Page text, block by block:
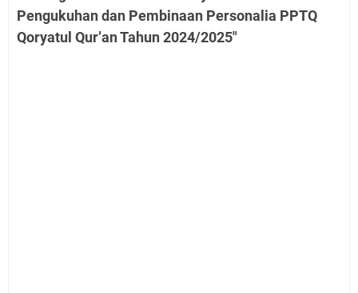
Pengukuhan dan Pembinaan Personalia PPTQ
Qoryatul Qur’an Tahun 2024/2025"